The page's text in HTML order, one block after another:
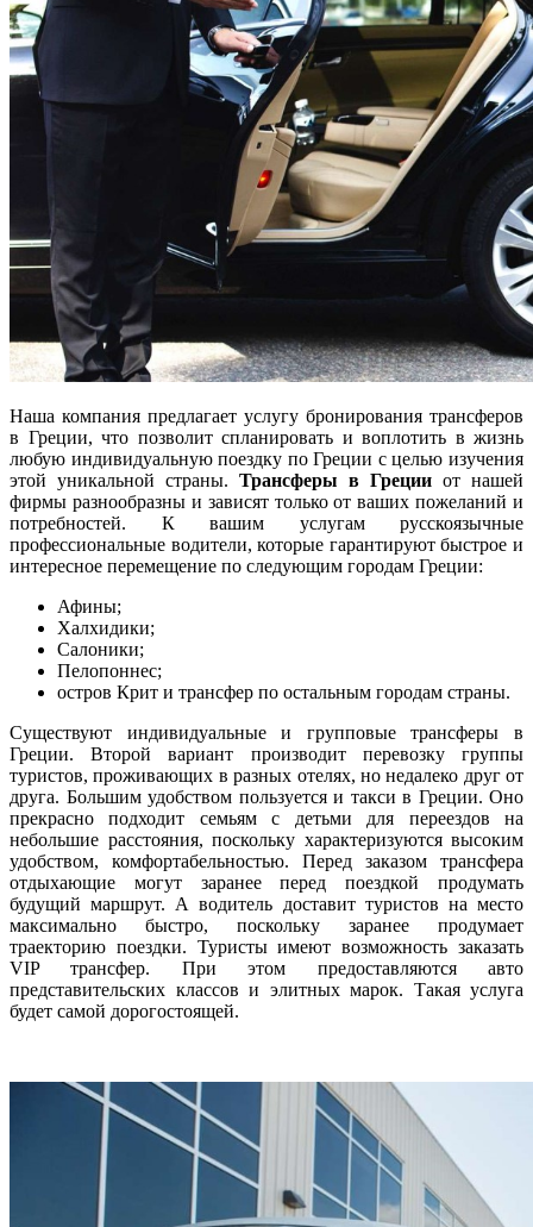
Наша компания предлагает услугу бронирования трансферов
в Греции, что позволит спланировать и воплотить в жизнь
любую индивидуальную поездку по Греции с целью изучения
этой уникальной страны. Трансферы в Греции от нашей
фирмы разнообразны и зависят только от ваших пожеланий и
потребностей. К вашим услугам русскоязычные
профессиональные водители, которые гарантируют быстрое и
интересное перемещение по следующим городам Греции:
Афины;
Халхидики;
Салоники;
Пелопоннес;
остров Крит и трансфер по остальным городам страны.
Существуют индивидуальные и групповые трансферы в
Греции. Второй вариант производит перевозку группы
туристов, проживающих в разных отелях, но недалеко друг от
друга. Большим удобством пользуется и такси в Греции. Оно
прекрасно подходит семьям с детьми для переездов на
небольшие расстояния, поскольку характеризуются высоким
удобством, комфортабельностью. Перед заказом трансфера
отдыхающие могут заранее перед поездкой продумать
будущий маршрут. А водитель доставит туристов на место
максимально быстро, поскольку заранее продумает
траекторию поездки. Туристы имеют возможность заказать
VIP трансфер. При этом предоставляются авто
представительских классов и элитных марок. Такая услуга
будет самой дорогостоящей.